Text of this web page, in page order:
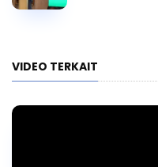
VIDEO TERKAIT